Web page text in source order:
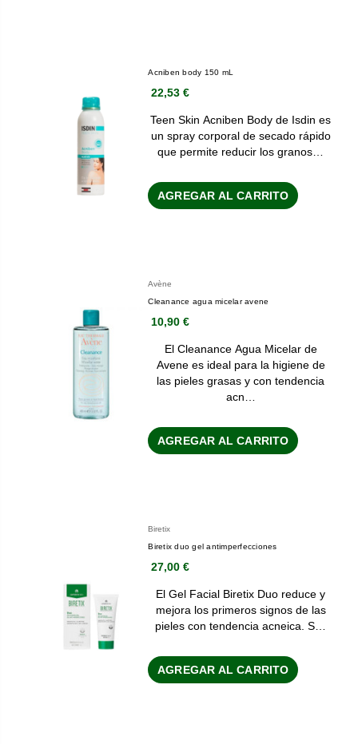
Acniben body 150 mL
22,53 €
Teen Skin Acniben Body de Isdin es
un spray corporal de secado rápido
que permite reducir los granos…
AGREGAR AL CARRITO
Avène
Cleanance agua micelar avene
10,90 €
El Cleanance Agua Micelar de
Avene es ideal para la higiene de
las pieles grasas y con tendencia
acn…
AGREGAR AL CARRITO
Biretix
Biretix duo gel antimperfecciones
27,00 €
El Gel Facial Biretix Duo reduce y
mejora los primeros signos de las
pieles con tendencia acneica. S…
AGREGAR AL CARRITO